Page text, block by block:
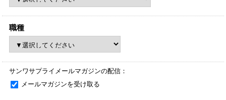
職種
サンワサプライメールマガジンの配信：
メールマガジンを受け取る